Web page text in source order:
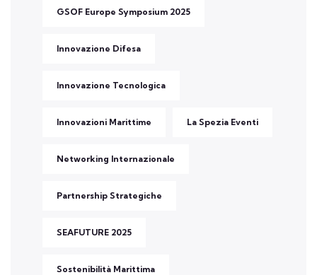
GSOF Europe Symposium 2025
Innovazione Difesa
Innovazione Tecnologica
Innovazioni Marittime La Spezia Eventi
Networking Internazionale
Partnership Strategiche
SEAFUTURE 2025
Sostenibilità Marittima